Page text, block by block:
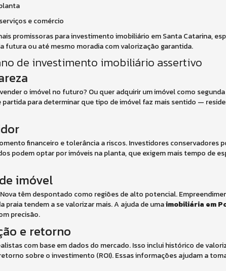
e comércio
promissoras para investimento imobiliário em Santa Catarina,
futura ou até mesmo moradia com valorização garantida.
de investimento imobiliário assertivo
o imóvel no futuro? Ou quer adquirir um imóvel como
para determinar que tipo de imóvel faz mais sentido —
financeiro e tolerância a riscos. Investidores conservadores
podem optar por imóveis na planta, que exigem mais tempo de
imóvel
têm despontado como regiões de alto potencial.
praia tendem a se valorizar mais. A ajuda de umaimobiliária em
precisão.
e retorno
com base em dados do mercado. Isso inclui histórico de
sobre o investimento (ROI). Essas informações ajudam a